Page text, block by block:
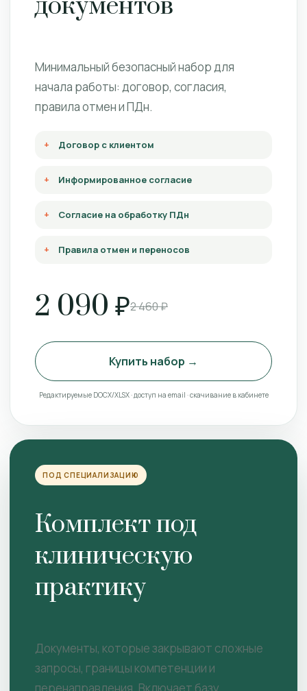
Минимальный безопасный набор для
начала работы: договор, согласия,
правила отмен и ПДн.
Договор с клиентом
Информированное согласие
Согласие на обработку ПДн
Правила отмен и переносов
2 090 ₽2 460 ₽
Купить набор →
Редактируемые DOCX/XLSX · доступ на email · скачивание в кабинете
ПОД СПЕЦИАЛИЗАЦИЮ
Комплект под
клиническую
практику
Документы, которые закрывают сложные
запросы, границы компетенции и